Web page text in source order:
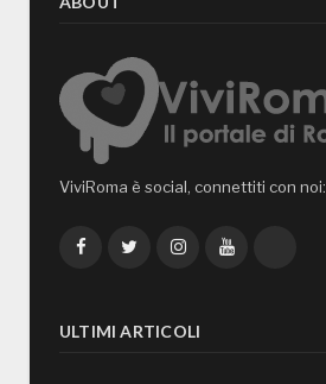
ViviRoma è social, connettiti con noi:
FacebookTwitterInstagramYouTube
ULTIMI ARTICOLI